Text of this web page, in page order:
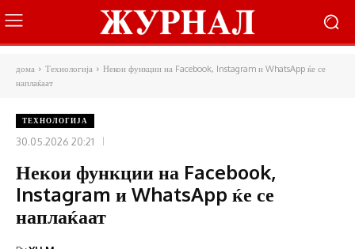
дома Технологија
Некои функции на Facebook, Instagram и WhatsApp ќе се
наплаќаат
ТЕХНОЛОГИЈА
30.05.2026 20:21
Некои функции на Facebook,
Instagram и WhatsApp ќе се
наплаќаат